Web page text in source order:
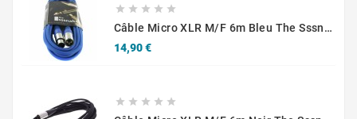
    
Câble Micro XLR M/F 6m Bleu The Sssnake SM6BL
14,90 €Prix
    